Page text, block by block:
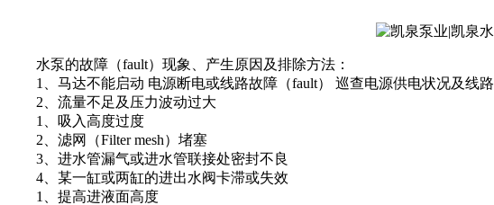
水泵的故障（fault）现象、产生原因及排除方法：
1、马达不能启动 电源断电或线路故障（fault） 巡查电源供电状况及线路
2、流量不足及压力波动过大
1、吸入高度过度
2、滤网（Filter mesh）堵塞
3、进水管漏气或进水管联接处密封不良
4、某一缸或两缸的进出水阀卡滞或失效
1、提高进液面高度